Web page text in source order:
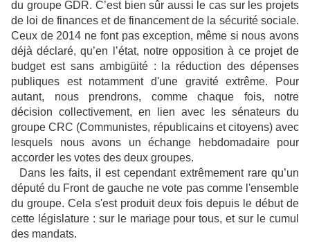
du groupe GDR. C’est bien sûr aussi le cas sur les projets
de loi de finances et de financement de la sécurité sociale.
Ceux de 2014 ne font pas exception, même si nous avons
déjà déclaré, qu’en l’état, notre opposition à ce projet de
budget est sans ambigüité : la réduction des dépenses
publiques est notamment d'une gravité extrême. Pour
autant, nous prendrons, comme chaque fois, notre
décision collectivement, en lien avec les sénateurs du
groupe CRC (Communistes, républicains et citoyens) avec
lesquels nous avons un échange hebdomadaire pour
accorder les votes des deux groupes.
Dans les faits, il est cependant extrêmement rare qu’un
député du Front de gauche ne vote pas comme l'ensemble
du groupe. Cela s'est produit deux fois depuis le début de
cette législature : sur le mariage pour tous, et sur le cumul
des mandats.